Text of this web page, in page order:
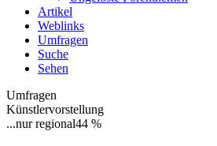
Artikel
Weblinks
Umfragen
Suche
Sehen
Umfragen
Künstlervorstellung
...nur regional44 %